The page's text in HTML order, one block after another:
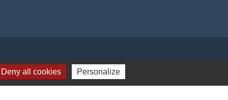
Deny all cookies Personalize